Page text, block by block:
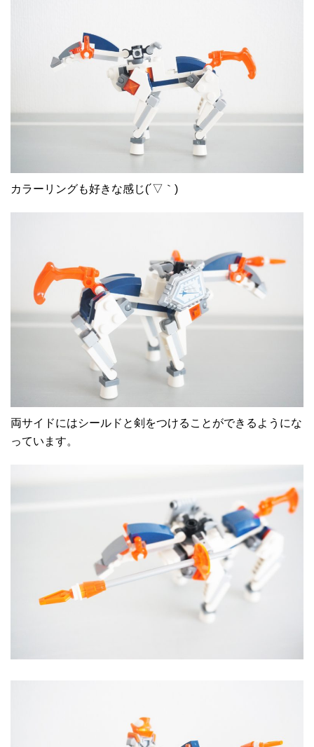
カラーリングも好きな感じ(´▽｀)
両サイドにはシールドと剣をつけることができるようにな
っています。